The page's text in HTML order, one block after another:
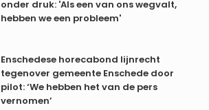
onder druk: 'Als een van ons wegvalt,
hebben we een probleem'
Enschedese horecabond lijnrecht
tegenover gemeente Enschede door
pilot: ‘We hebben het van de pers
vernomen’